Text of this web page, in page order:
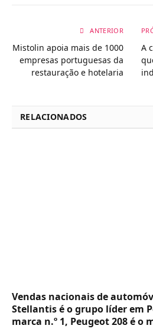
ANTERIOR
Mistolin apoia mais de 1000
empresas portuguesas da
restauração e hotelaria
A
RELACIONADOS
Vendas nacionais de
Stellantis é o grupo líder em
marca n.º 1, Peugeot 208 é o